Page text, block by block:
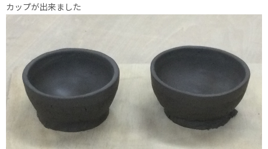
カップが出来ました